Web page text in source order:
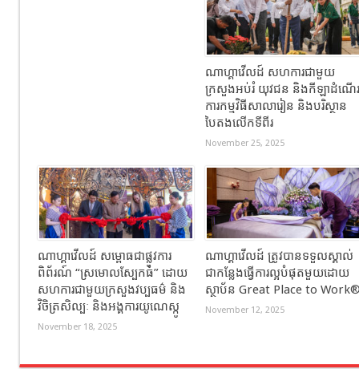
ណាហ្គាវើលដ៍ សហការជាមួយ
ក្រសួងអប់រំ យុវជន និងកីឡាដំណើរ
ការកម្មវិធីសាលារៀន និងបរិស្ថាន
បៃតងលើកទីពីរ
November 25, 2025
ណាហ្គាវើលដ៍ សម្ពោធជាផ្លូវការ
ពិព័រណ៍ “ស្រមោលស្បែកធំ” ដោយ
សហការជាមួយក្រសួងវប្បធម៌ និង
វិចិត្រសិល្បៈ និងអង្គការយូណេស្កូ
November 18, 2025
ណាហ្គាវើលដ៍ ត្រូវបានទទួលស្គាល់
ជាកន្លែងធ្វើការល្អបំផុតមួយដោយ
ស្ថាប័ន Great Place to
November 12, 2025